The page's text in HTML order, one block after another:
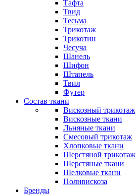
Тафта
Твид
Тесьма
Трикотаж
Трикотин
Чесуча
Шанель
Шифон
Штапель
Твил
Футер
Состав ткани
Вискозный трикотаж
Вискозные ткани
Льняные ткани
Смесовый трикотаж
Хлопковые ткани
Шерстяной трикотаж
Шерстяные ткани
Шелковые ткани
Поливискоза
Бренды